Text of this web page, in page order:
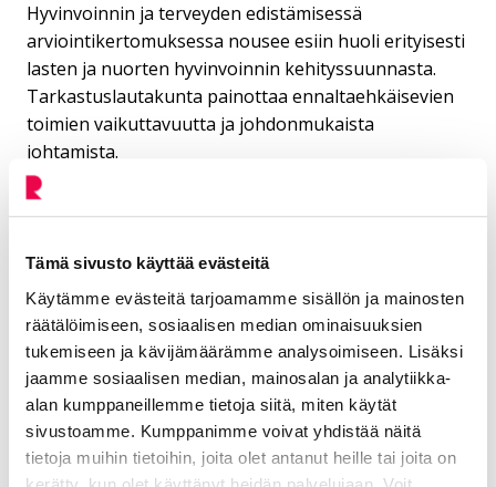
Tämä sivusto käyttää evästeitä
Käytämme evästeitä tarjoamamme sisällön ja mainosten
räätälöimiseen, sosiaalisen median ominaisuuksien
tukemiseen ja kävijämäärämme analysoimiseen. Lisäksi
jaamme sosiaalisen median, mainosalan ja analytiikka-
alan kumppaneillemme tietoja siitä, miten käytät
sivustoamme. Kumppanimme voivat yhdistää näitä
tietoja muihin tietoihin, joita olet antanut heille tai joita on
Hyvinvoinnin ja terveyden edistämisessä
arviointikertomuksessa nousee esiin huoli erityisesti
lasten ja nuorten hyvinvoinnin kehityssuunnasta.
Tarkastuslautakunta painottaa ennaltaehkäisevien
toimien vaikuttavuutta ja johdonmukaista
johtamista.
Kuusi suositusta kaupungin
toiminnan kehittämiseksi
Tarkastuslautakunta antaa arviointikertomuksessa
kuusi suositusta. Suositukset koskevat
kaupungin hallintomallin selkeyttämistä
ympäristö- ja kestävyystavoitteiden
vahvempaa integrointia johtamiseen